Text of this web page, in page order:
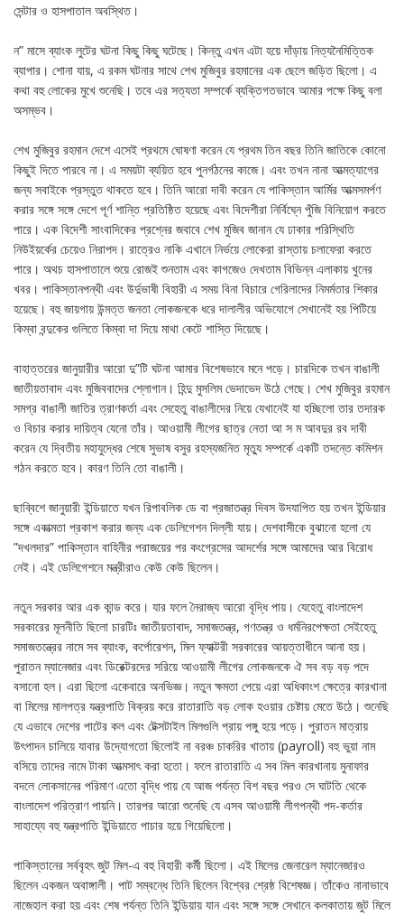
সেন্টার ও হাসপাতাল অবস্থিত।
ন” মাসে ব্যাংক লুটের ঘটনা কিছু কিছু ঘটেছে। কিন্তু এখন এটা হয়ে দাঁড়ায় নিত্যনৈমিত্তিক
ব্যাপার। শোনা যায়, এ রকম ঘটনার সাথে শেখ মুজিবুর রহমানের এক ছেলে জড়িত ছিলো। এ
কথা বহু লোকের মুখে শুনেছি। তবে এর সত্যতা সম্পর্কে ব্যক্তিগতভাবে আমার পক্ষে কিছু বলা
অসম্ভব।
শেখ মুজিবুর রহমান দেশে এসেই প্রথমে ঘোষণা করেন যে প্রথম তিন বছর তিনি জাতিকে কোনো
কিছুই দিতে পারবে না। এ সময়টা ব্যয়িত হবে পুনর্গঠনের কাজে। এবং তখন নানা আত্মত্যাগের
জন্য সবাইকে প্রস্তুত থাকতে হবে। তিনি আরো দাবী করেন যে পাকিস্তান আর্মির আত্মসমর্পণ
করার সঙ্গে সঙ্গে দেশে পূর্ণ শান্তি প্রতিষ্ঠিত হয়েছে এবং বিদেশীরা নির্বিঘ্নে পুঁজি বিনিয়োগ করতে
পারে। এক বিদেশী সাংবাদিকের প্রশ্নের জবাবে শেখ মুজিব জানান যে ঢাকার পরিস্থিতি
নিউইয়র্কের চেয়েও নিরাপদ। রাত্রেও নাকি এখানে নির্ভয়ে লোকেরা রাস্তায় চলাফেরা করতে
পারে। অথচ হাসপাতালে শুয়ে রোজই শুনতাম এবং কাগজেও দেখতাম বিভিন্ন এলাকায় খুনের
খবর। পাকিস্তানপন্থী এবং উর্দুভাষী বিহারী এ সময় বিনা বিচারে গেরিলাদের নিমর্মতার শিকার
হয়েছে। বহু জায়গায় উন্মত্ত জনতা লোকজনকে ধরে দালালীর অভিযোগে সেখানেই হয় পিটিয়ে
কিম্বা বন্দুকের গুলিতে কিম্বা দা দিয়ে মাথা কেটে শাস্তি দিয়েছে।
বাহাত্তরের জানুয়ারীর আরো দু”টি ঘটনা আমার বিশেষভাবে মনে পড়ে। চারদিকে তখন বাঙালী
জাতীয়তাবাদ এবং মুজিববাদের শ্লোগান। হিন্দু মুসলিম ভেদাভেদ উঠে গেছে। শেখ মুজিবুর রহমান
সমগ্র বাঙালী জাতির ত্রাণকর্তা এবং সেহেতু বাঙালীদের নিয়ে যেখানেই যা হচ্ছিলো তার তদারক
ও বিচার করার দায়িত্ব যেনো তাঁর। আওয়ামী লীগের ছাত্র নেতা আ স ম আবদুর রব দাবী
করেন যে দ্বিতীয় মহাযুদ্ধের শেষে সুভাষ বসুর রহস্যজনিত মৃত্যু সম্পর্কে একটি তদন্তে কমিশন
গঠন করতে হবে। কারণ তিনি তো বাঙালী।
ছাব্বিশে জানুয়ারী ইন্ডিয়াতে যখন রিপাবলিক ডে বা প্রজাতন্ত্র দিবস উদযাপিত হয় তখন ইন্ডিয়ার
সঙ্গে একাত্মতা প্রকাশ করার জন্য এক ডেলিগেশন দিল্লী যায়। দেশবাসীকে বুঝানো হলো যে
”দখলদার” পাকিস্তান বাহিনীর পরাজয়ের পর কংগ্রেসের আদর্শের সঙ্গে আমাদের আর বিরোধ
নেই। এই ডেলিগেশনে মন্ত্রীরাও কেউ কেউ ছিলেন।
নতুন সরকার আর এক কান্ড করে। যার ফলে নৈরাজ্য আরো বৃদ্ধি পায়। যেহেতু বাংলাদেশ
সরকারের মূলনীতি ছিলো চারটিঃ জাতীয়তাবাদ, সমাজতন্ত্র, গণতন্ত্র ও ধর্মনিরপেক্ষতা সেইহেতু
সমাজতন্ত্রের নামে সব ব্যাংক, কর্পোরেশন, মিল ফ্যাক্টরী সরকারের আয়ত্তাধীনে আনা হয়।
পুরাতন ম্যানেজার এবং ডিরেক্টরদের সরিয়ে আওয়ামী লীগের লোকজনকে ঐ সব বড় বড় পদে
বসানো হল। এরা ছিলো একেবারে অনভিজ্ঞ। নতুন ক্ষমতা পেয়ে এরা অধিকাংশ ক্ষেত্রে কারখানা
বা মিলের মালপত্র যন্ত্রপাতি বিক্রয় করে রাতারাতি বড় লোক হওয়ার চেষ্টায় মেতে উঠে। শুনেছি
যে এভাবে দেশের পাটের কল এবং টেক্সটাইল মিলগুলি প্রায় পঙ্গু হয়ে পড়ে। পুরাতন মাত্রায়
উৎপাদন চালিয়ে যাবার উদ্যোগতো ছিলোই না বরঞ্চ চাকরির খাতায় (payroll) বহু ভুয়া নাম
বসিয়ে তাদের নামে টাকা আত্মসাৎ করা হতো। ফলে রাতারাতি এ সব মিল কারখানায় মুনাফার
বদলে লোকসানের পরিমাণ এতো বৃদ্ধি পায় যে আজ পর্যন্ত বিশ বছর পরও সে ঘাটতি থেকে
বাংলাদেশ পরিত্রাণ পায়নি। তারপর আরো শুনেছি যে এসব আওয়ামী লীগপন্থী পদ-কর্তার
সাহায্যে বহু যন্ত্রপাতি ইন্ডিয়াতে পাচার হয়ে গিয়েছিলো।
পাকিস্তানের সর্ববৃহৎ জুট মিল-এ বহু বিহারী কর্মী ছিলো। এই মিলের জেনারেল ম্যানেজারও
ছিলেন একজন অবাঙ্গালী। পাট সম্বন্ধে তিনি ছিলেন বিশ্বের শ্রেষ্ঠ বিশেষজ্ঞ। তাঁকেও নানাভাবে
নাজেহাল করা হয় এবং শেষ পর্যন্ত তিনি ইন্ডিয়ায় যান এবং সঙ্গে সঙ্গে সেখানে কলকাতায় জুট মিলে